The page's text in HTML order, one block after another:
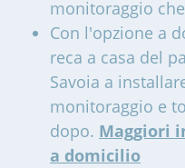
monitoraggio
Con l'opzione a
reca a casa del
Savoia a
monitoraggio e
dopo. Maggiori
a domicilio